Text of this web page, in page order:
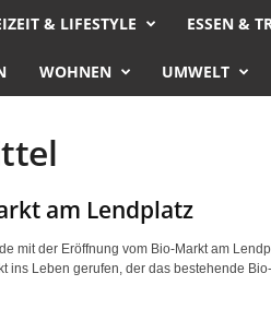
& LIFESTYLE ESSEN &
WOHNEN UMWELT
am Lendplatz
mit der Eröffnung vom Bio-Markt am
ins Leben gerufen, der das bestehende